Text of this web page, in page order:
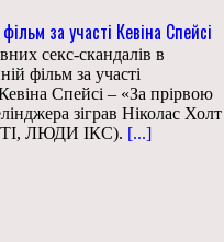
за участі Кевіна Спейсі
секс-скандалів в
фільм за участі
Спейсі – «За прірвою
зіграв Ніколас Холт
ЛЮДИ ІКС). [...]